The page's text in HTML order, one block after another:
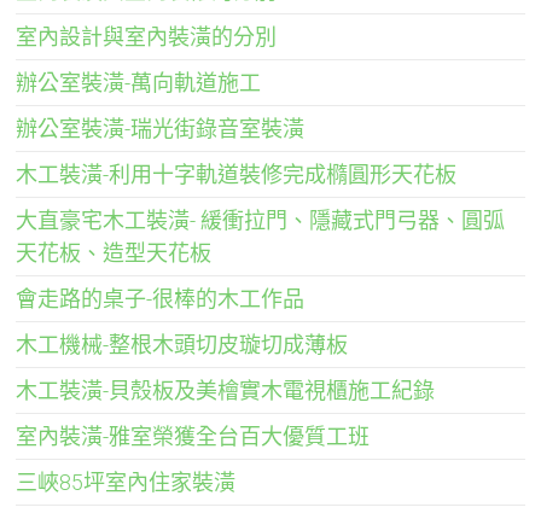
室內設計與室內裝潢的分別
辦公室裝潢-萬向軌道施工
辦公室裝潢-瑞光街錄音室裝潢
木工裝潢-利用十字軌道裝修完成橢圓形天花板
大直豪宅木工裝潢- 緩衝拉門、隱藏式門弓器、圓弧
天花板、造型天花板
會走路的桌子-很棒的木工作品
木工機械-整根木頭切皮璇切成薄板
木工裝潢-貝殼板及美檜實木電視櫃施工紀錄
室內裝潢-雅室榮獲全台百大優質工班
三峽85坪室內住家裝潢